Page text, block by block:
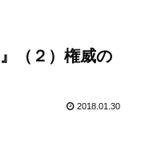
（２）権威の
2018.01.30